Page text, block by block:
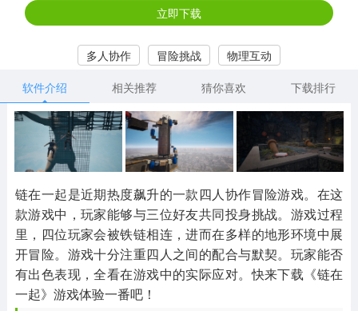
1072款应用
418款应用
568款应用
音乐舞蹈
269款应用
2716款应用
515款应用
其他
1654款应用
游戏助手
515款应用
MOD游戏
1056款应用
立即下载
多人协作 冒险挑战
物理互动
软件介绍
相关推荐 猜你喜欢 下载排行
链在一起是近期热度飙升的一款四人协作冒险游戏。在这
款游戏中，玩家能够与三位好友共同投身挑战。游戏过程
里，四位玩家会被铁链相连，进而在多样的地形环境中展
开冒险。游戏十分注重四人之间的配合与默契。玩家能否
有出色表现，全看在游戏中的实际应对。快来下载《链在
一起》游戏体验一番吧！